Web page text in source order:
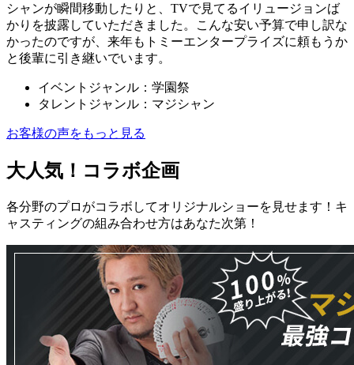
シャンが瞬間移動したりと、TVで見てるイリュージョンば
かりを披露していただきました。こんな安い予算で申し訳な
かったのですが、来年もトミーエンタープライズに頼もうか
と後輩に引き継いでいます。
イベントジャンル：学園祭
タレントジャンル：マジシャン
お客様の声をもっと見る
大人気！コラボ企画
各分野のプロがコラボしてオリジナルショーを見せます！キ
ャスティングの組み合わせ方はあなた次第！